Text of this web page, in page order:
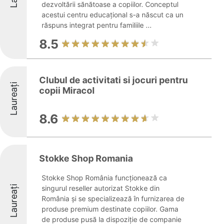
dezvoltării sănătoase a copiilor. Conceptul
acestui centru educațional s-a născut ca un
răspuns integrat pentru familiile ...
8.5
Laureați
Clubul de activitati si jocuri pentru
copii Miracol
8.6
Laureați
Stokke Shop Romania
Stokke Shop România funcționează ca
singurul reseller autorizat Stokke din
România și se specializează în furnizarea de
produse premium destinate copiilor. Gama
de produse pusă la dispoziție de companie